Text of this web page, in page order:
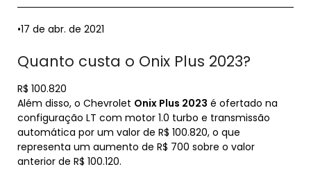
•17 de abr. de 2021
Quanto custa o Onix Plus 2023?
R$ 100.820
Além disso, o Chevrolet Onix Plus 2023 é ofertado na
configuração LT com motor 1.0 turbo e transmissão
automática por um valor de R$ 100.820, o que
representa um aumento de R$ 700 sobre o valor
anterior de R$ 100.120.